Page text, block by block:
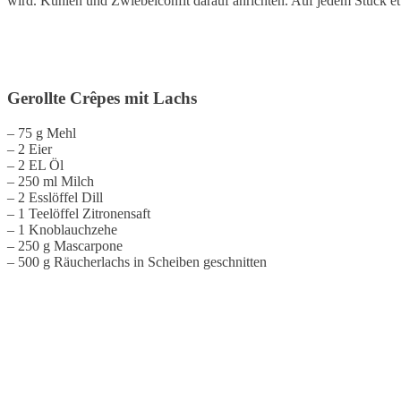
Gerollte Crêpes mit Lachs
– 75 g Mehl
– 2 Eier
– 2 EL Öl
– 250 ml Milch
– 2 Esslöffel Dill
– 1 Teelöffel Zitronensaft
– 1 Knoblauchzehe
– 250 g Mascarpone
– 500 g Räucherlachs in Scheiben geschnitten